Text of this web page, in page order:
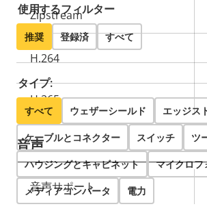
プ
ロ
パ
テ
ィ
説
明
プ
ロ
パ
テ
ィ
値
Zipstream
H.264
H.265
音声
プ
ロ
プ
音声サポート
使用するフィルター
推奨 登録済 すべて
タイプ:
すべて ウェザーシールド エッジス
ケーブルとコネクター スイッチ ツ
ハウジングとキャビネット マイクロフ
メディアコンバータ 電力